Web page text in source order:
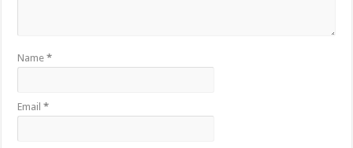
Name*
Email*